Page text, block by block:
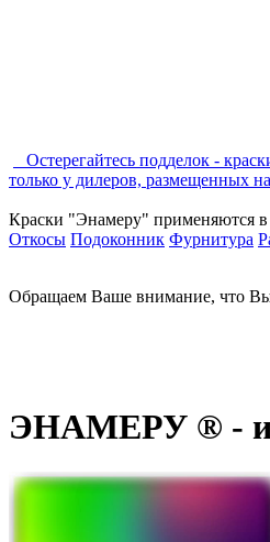
Остерегайтесь подделок -
только у дилеров, размещенных
Краски "Энамеру" применяются в
Откосы Подоконник Фурнитура
Обращаем Ваше внимание, что
ЭНАМЕРУ ® -